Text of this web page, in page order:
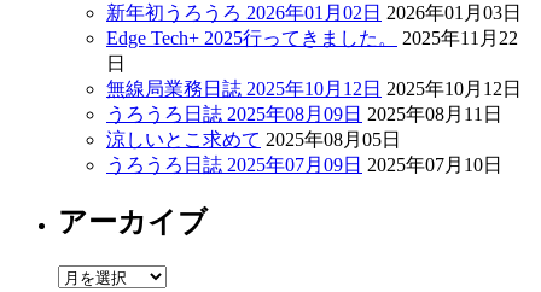
新年初うろうろ 2026年01月02日 2026年01月03日
Edge Tech+ 2025行ってきました。
2025年11月22
日
無線局業務日誌 2025年10月12日 2025年10月12日
うろうろ日誌 2025年08月09日 2025年08月11日
涼しいとこ求めて 2025年08月05日
うろうろ日誌 2025年07月09日 2025年07月10日
アーカイブ
ア